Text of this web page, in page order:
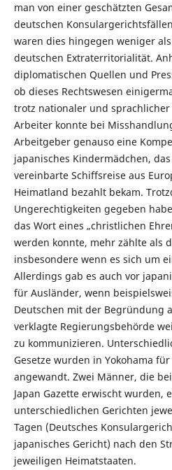
man von einer geschätzten
deutschen
waren dies hingegen weniger
deutschen Extraterritorialität.
diplomatischen Quellen und
ob dieses Rechtswesen
trotz nationaler und
Arbeiter konnte bei
Arbeitgeber genauso eine
japanisches Kindermädchen,
vereinbarte Schiffsreise aus
Heimatland bezahlt bekam.
Ungerechtigkeiten gegeben
das Wort eines „christlichen
werden konnte, mehr zählte als
insbesondere wenn es sich um
Allerdings gab es auch vor
für Ausländer, wenn
Deutschen mit der Begründung
verklagte Regierungsbehörde
zu kommunizieren.
Gesetze wurden in Yokohama
angewandt. Zwei Männer, die
Japan Gazette erwischt wurden,
unterschiedlichen Gerichten
Tagen (Deutsches
japanisches Gericht) nach den
jeweiligen Heimatstaaten.